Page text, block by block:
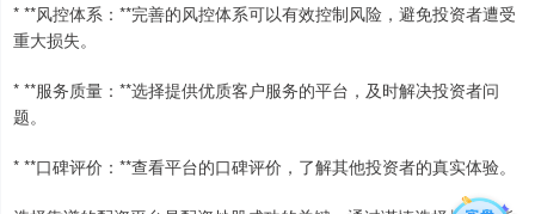
* **风控体系：**完善的风控体系可以有效控制风险，避免投资者遭受
重大损失。
* **服务质量：**选择提供优质客户服务的平台，及时解决投资者问
题。
* **口碑评价：**查看平台的口碑评价，了解其他投资者的真实体验。